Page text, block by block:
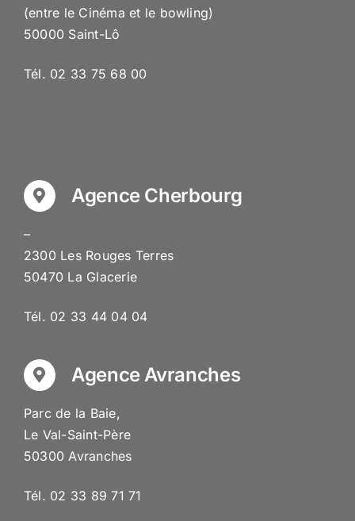
(entre le Cinéma et le bowling)
50000 Saint-Lô
Tél. 02 33 75 68 00
Agence Cherbourg
–
2300 Les Rouges Terres
50470 La Glacerie
Tél. 02 33 44 04 04
Agence Avranches
Parc de la Baie,
Le Val-Saint-Père
50300 Avranches
Tél. 02 33 89 71 71